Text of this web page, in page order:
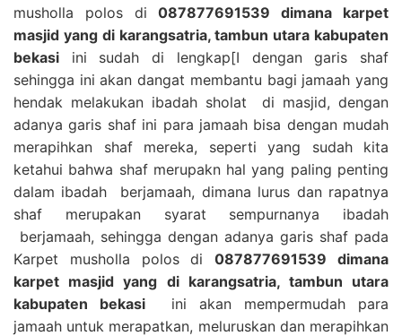
musholla polos di087877691539 dimana karpet
masjid yang di karangsatria, tambun utara kabupaten
bekasi ini sudah di lengkap[I dengan garis shaf
sehingga ini akan dangat membantu bagi jamaah yang
hendak melakukan ibadah sholat di masjid, dengan
adanya garis shaf ini para jamaah bisa dengan mudah
merapihkan shaf mereka, seperti yang sudah kita
ketahui bahwa shaf merupakn hal yang paling penting
dalam ibadah berjamaah, dimana lurus dan rapatnya
shaf merupakan syarat sempurnanya ibadah
berjamaah, sehingga dengan adanya garis shaf pada
Karpet musholla polos di087877691539 dimana
karpet masjid yang di karangsatria, tambun utara
kabupaten bekasi ini akan mempermudah para
jamaah untuk merapatkan, meluruskan dan merapihkan